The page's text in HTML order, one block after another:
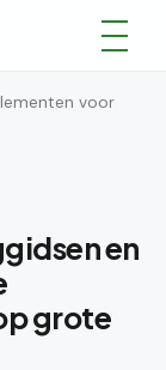
voor
en
grote